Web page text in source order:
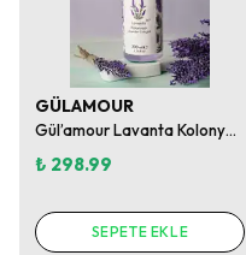
GÜLAMOUR
Gül’amour Lavanta Kolonyası 200 ml – Sprey Şişe
₺ 298.99
SEPETE EKLE